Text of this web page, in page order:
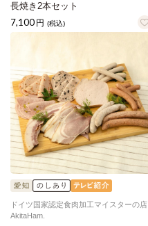
長焼き2本セット
7,100 円 (税込)
ドイツ国家認定食肉加工マイスターの店
AkitaHam.